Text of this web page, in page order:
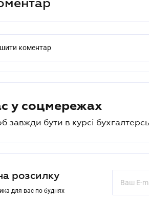
коментар
у соцмережах
завжди бути в курсі
розсилку
для вас по буднях